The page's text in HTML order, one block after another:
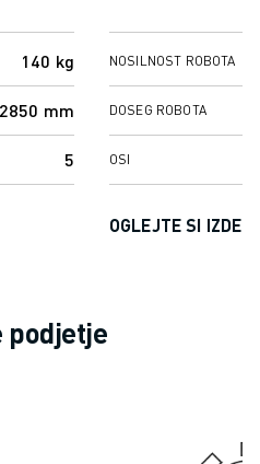
140 kg
2850 mm
5
NOSILNOST ROBOTA
DOSEG ROBOTA
OSI
OGLEJTE SI
podjetje